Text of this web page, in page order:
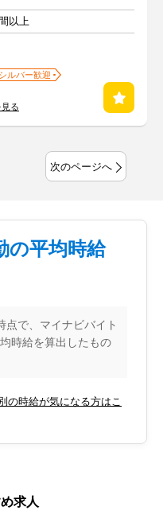
以上
シルバー歓迎
る
次のページへ
の平均時給
で、マイナビバイト
時給を算出したもの
の時給が気になる方はこ
求人